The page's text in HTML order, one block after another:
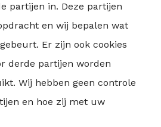
partijen in. Deze partijen
en wij bepalen wat
Er zijn ook cookies
derde partijen worden
Wij hebben geen controle
en hoe zij met uw